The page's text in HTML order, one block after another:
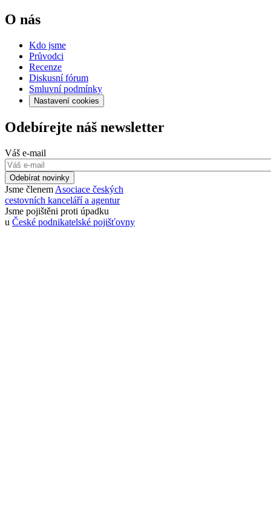
O nás
Kdo jsme
Průvodci
Recenze
Diskusní fórum
Smluvní podmínky
Nastavení cookies
Odebírejte náš newsletter
Váš e-mail
Odebírat novinky
Jsme členem Asociace českých
cestovních kanceláří a agentur
Jsme pojištěni proti úpadku
u České podnikatelské pojišťovny